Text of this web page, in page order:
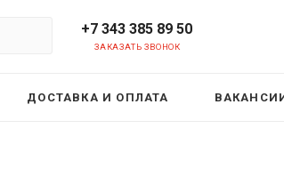
+7 343 385 89 50
ЗАКАЗАТЬ ЗВОНОК
ДОСТАВКА И ОПЛАТА